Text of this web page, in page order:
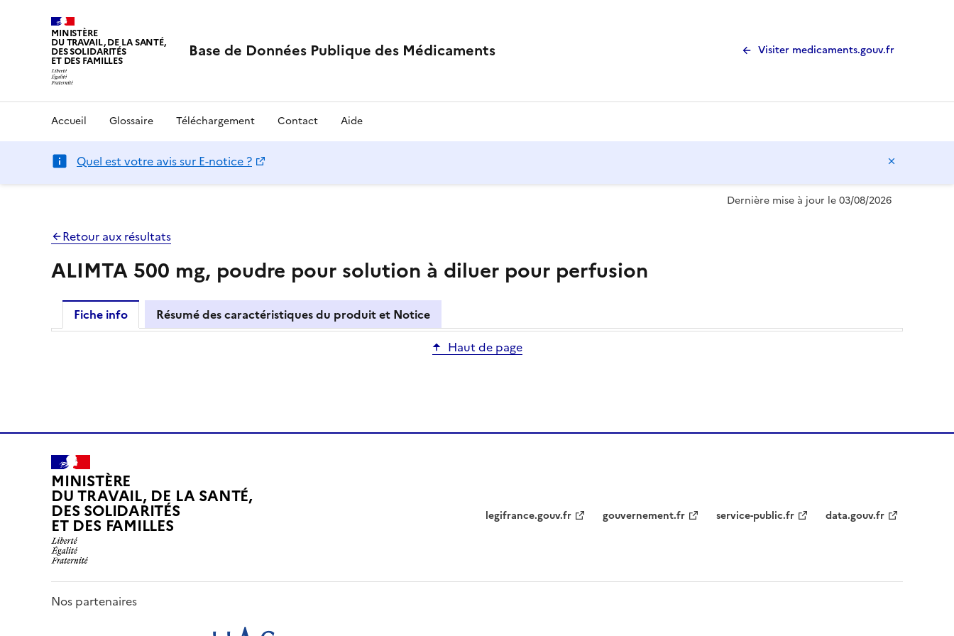
MINISTÈRE
DU TRAVAIL, DE LA SANTÉ,
DES SOLIDARITÉS
ET DES FAMILLES Base de Données Publique des Médicaments Visiter medicaments.gouv.fr
Accueil Glossaire Téléchargement Contact Aide
Quel est votre avis sur E-notice ?
Dernière mise à jour le 03/08/2026
Retour aux résultats
ALIMTA 500 mg, poudre pour solution à diluer pour perfusion
Fiche info
Résumé des caractéristiques du produit et Notice
Haut de page
MINISTÈRE
DU TRAVAIL, DE LA SANTÉ,
DES SOLIDARITÉS
ET DES FAMILLES legifrance.gouv.fr gouvernement.fr service-public.fr data.gouv.fr
Nos partenaires